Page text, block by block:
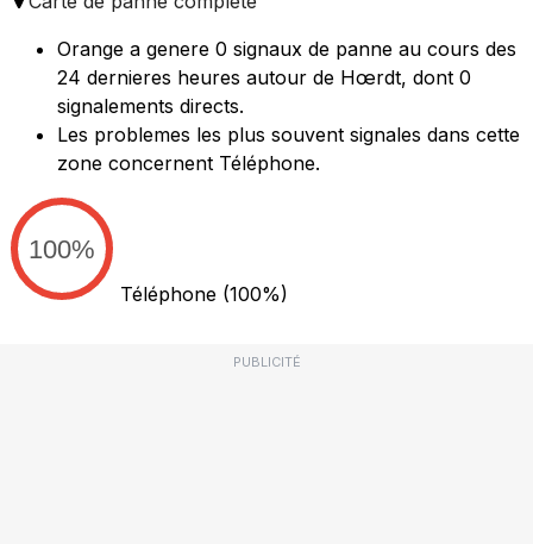
Orange a genere 0 signaux de panne au cours des
24 dernieres heures autour de Hœrdt, dont 0
signalements directs.
Les problemes les plus souvent signales dans cette
zone concernent Téléphone.
100%
Téléphone (100%)
PUBLICITÉ